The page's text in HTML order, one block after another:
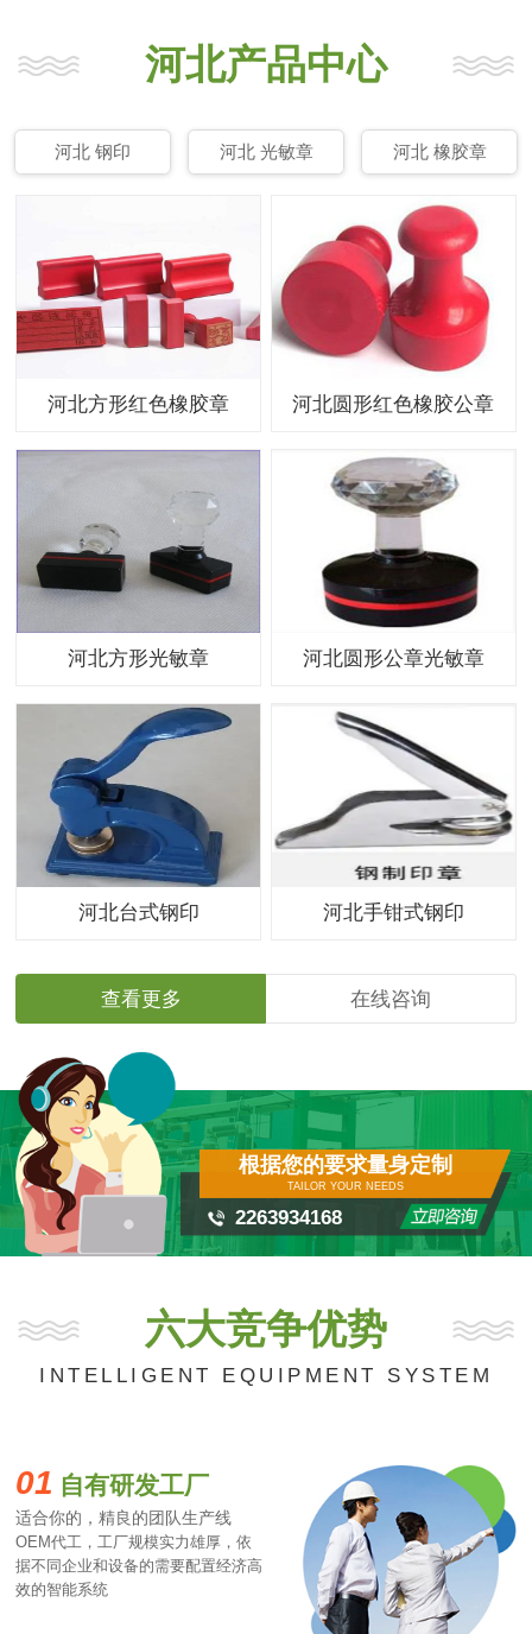
河北产品中心
河北 钢印 河北 光敏章 河北 橡胶章
河北方形红色橡胶章 河北圆形红色橡胶公章
河北方形光敏章 河北圆形公章光敏章
河北台式钢印 河北手钳式钢印
查看更多 在线咨询
根据您的要求量身定制
TAILOR YOUR NEEDS
2263934168
六大竞争优势
INTELLIGENT EQUIPMENT SYSTEM
01 自有研发工厂
适合你的，精良的团队生产线
OEM代工，工厂规模实力雄厚，依
据不同企业和设备的需要配置经济高
效的智能系统